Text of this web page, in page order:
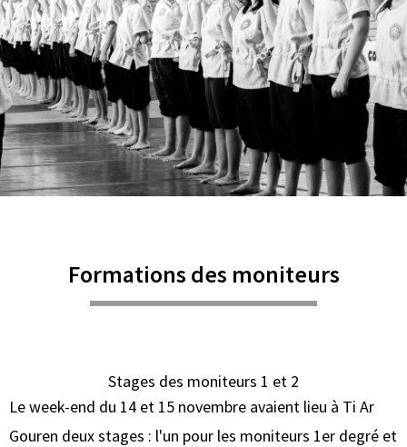
Formations des moniteurs
Stages des moniteurs 1 et 2
Le week-end du 14 et 15 novembre avaient lieu à Ti Ar
Gouren deux stages : l'un pour les moniteurs 1er degré et